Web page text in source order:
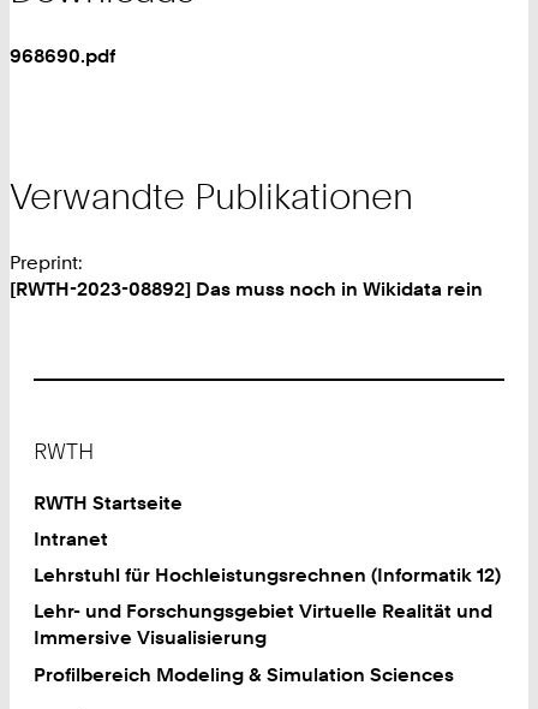
968690.pdf
Verwandte Publikationen
Preprint:
[RWTH-2023-08892] Das muss noch in Wikidata rein
RWTH
RWTH Startseite
Intranet
Lehrstuhl für Hochleistungsrechnen (Informatik 12)
Lehr- und Forschungsgebiet Virtuelle Realität und
Immersive Visualisierung
Profilbereich Modeling & Simulation Sciences